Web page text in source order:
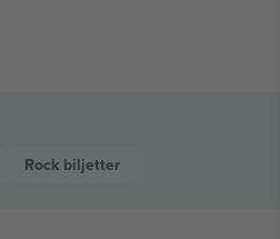
Rock biljetter